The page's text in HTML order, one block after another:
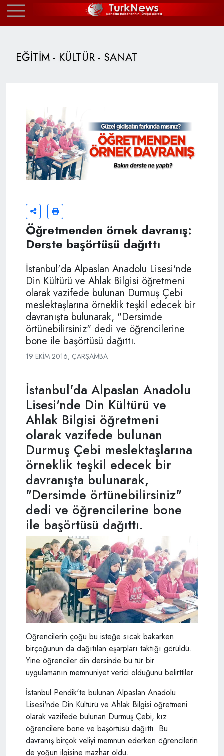
EĞİTİM - KÜLTÜR - SANAT
Öğretmenden örnek davranış:
Derste başörtüsü dağıttı
İstanbul'da Alpaslan Anadolu Lisesi'nde
Din Kültürü ve Ahlak Bilgisi öğretmeni
olarak vazifede bulunan Durmuş Çebi
meslektaşlarına örneklik teşkil edecek bir
davranışta bulunarak, "Dersimde
örtünebilirsiniz" dedi ve öğrencilerine
bone ile başörtüsü dağıttı.
19 EKIM 2016, ÇARŞAMBA
İstanbul'da Alpaslan Anadolu
Lisesi'nde Din Kültürü ve
Ahlak Bilgisi öğretmeni
olarak vazifede bulunan
Durmuş Çebi meslektaşlarına
örneklik teşkil edecek bir
davranışta bulunarak,
"Dersimde örtünebilirsiniz"
dedi ve öğrencilerine bone
ile başörtüsü dağıttı.
Öğrencilerin çoğu bu isteğe sıcak bakarken
birçoğunun da dağıtılan eşarpları taktığı görüldü.
Yine öğrenciler din dersinde bu tür bir
uygulamanın memnuniyet verici olduğunu belirttiler.
İstanbul Pendik'te bulunan Alpaslan Anadolu
Lisesi'nde Din Kültürü ve Ahlak Bilgisi öğretmeni
olarak vazifede bulunan Durmuş Çebi, kız
öğrencilere bone ve başörtüsü dağıttı. Bu
davranış birçok veliyi memnun ederken öğrencilerin
de yoğun ilgisine mazhar oldu.